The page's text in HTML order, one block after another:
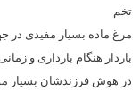
تخم
مرغ ماده بسیار مفیدی در
باردار هنگام بارداری و
در هوش فرزندشان بسیار